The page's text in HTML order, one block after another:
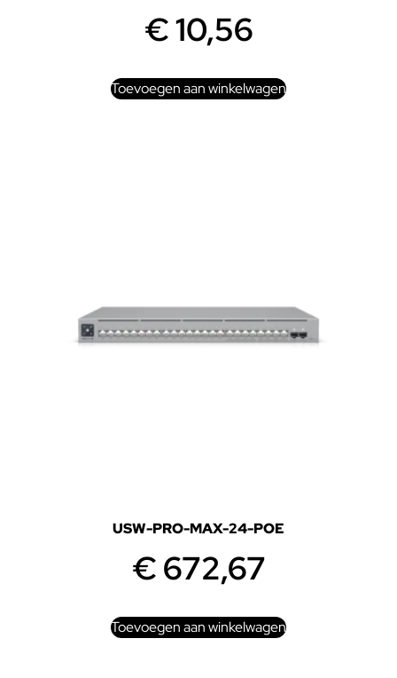
€10,56
Toevoegen aan winkelwagen
USW-PRO-MAX-24-POE
€672,67
Toevoegen aan winkelwagen